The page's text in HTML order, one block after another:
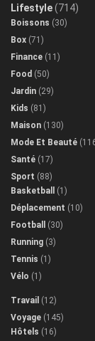
Lifestyle(714)
Boissons (30)
Box (71)
Finance (11)
Food (50)
Jardin (29)
Kids (81)
Maison (130)
Mode Et Beauté
Santé (17)
Sport (88)
Basketball
(1)
Déplacement (10)
Football
(30)
Running (3)
Tennis (1)
Vélo (1)
Travail (12)
Voyage (145)
Hôtels (16)